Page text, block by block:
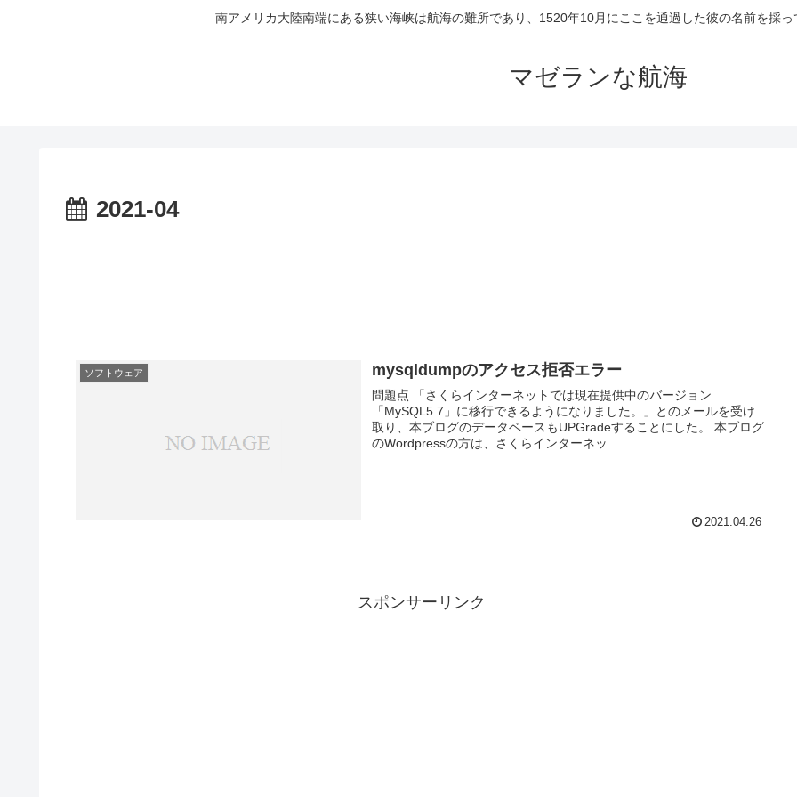
南アメリカ大陸南端にある狭い海峡は航海の難所であり、1520年10月にここを通過した彼の名前を採
マゼランな航海
2021-04
ソフトウェア mysqldumpのアクセス拒否エラー
問題点 「さくらインターネットでは現在提供中のバージョン
「MySQL5.7」に移行できるようになりました。」とのメールを受け
取り、本ブログのデータベースもUPGradeすることにした。 本ブログ
のWordpressの方は、さくらインターネッ...
2021.04.26
スポンサーリンク